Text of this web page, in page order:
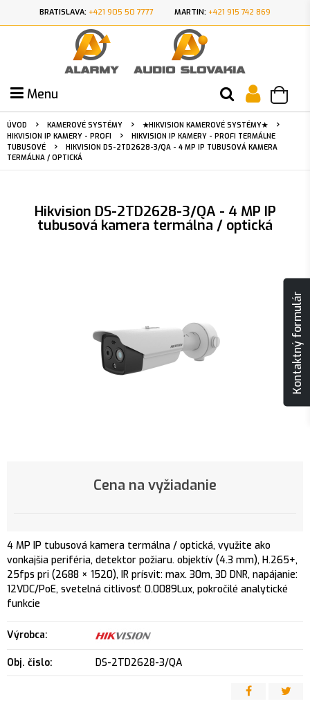
BRATISLAVA: +421 905 50 7777 MARTIN: +421 915 742 869
Menu
ÚVOD KAMEROVÉ SYSTÉMY
★HIKVISION KAMEROVÉ SYSTÉMY★
HIKVISION IP KAMERY - PROFI
HIKVISION IP KAMERY - PROFI TERMÁLNE
TUBUSOVÉ
HIKVISION DS-2TD2628-3/QA - 4 MP IP TUBUSOVÁ KAMERA
TERMÁLNA / OPTICKÁ
Hikvision DS-2TD2628-3/QA - 4 MP IP
tubusová kamera termálna / optická
Cena na vyžiadanie
4 MP IP tubusová kamera termálna / optická, využite ako
vonkajšia periféria, detektor požiaru. objektív (4.3 mm), H.265+,
25fps pri (2688 × 1520), IR prísvit: max. 30m, 3D DNR, napájanie:
12VDC/PoE, svetelná citlivosť: 0.0089Lux, pokročilé analytické
funkcie
Výrobca:
Obj. čislo: DS-2TD2628-3/QA
Kontaktný formulár